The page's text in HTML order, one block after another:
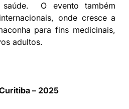
saúde. O evento também
onde cresce a
para fins medicinais,
adultos.
– 2025